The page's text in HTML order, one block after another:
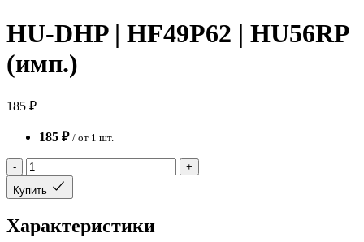
HU-DHP | HF49P62 | HU56RP
(имп.)
185 ₽
185 ₽ / от 1 шт.
-
+
Купить
Характеристики